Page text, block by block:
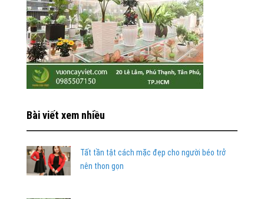
Bài viết xem nhiều
Tất tần tật cách mặc đẹp cho người béo trở
nên thon gọn